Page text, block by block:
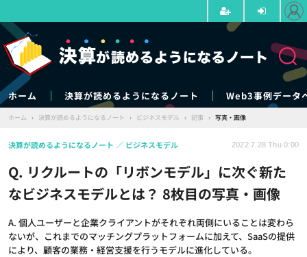
ホーム 決算が読めるようになるノート Web3事例データ
ホーム › 決算が読めるようになるノート › ビジネスモデル › 記事 › 写真・画像
Q. リクルートの「リボンモデル」に次ぐ新た
なビジネスモデルとは？ 8枚目の写真・画像
A. 個人ユーザーと企業クライアントがそれぞれ両側にいることは変わら
ないが、これまでのマッチングプラットフォームに加えて、SaaSの提供
により、顧客の業務・経営支援を行うモデルに進化している。
決算が読めるようになるノート ビジネスモデル 2022.7.28 Thu 0:00